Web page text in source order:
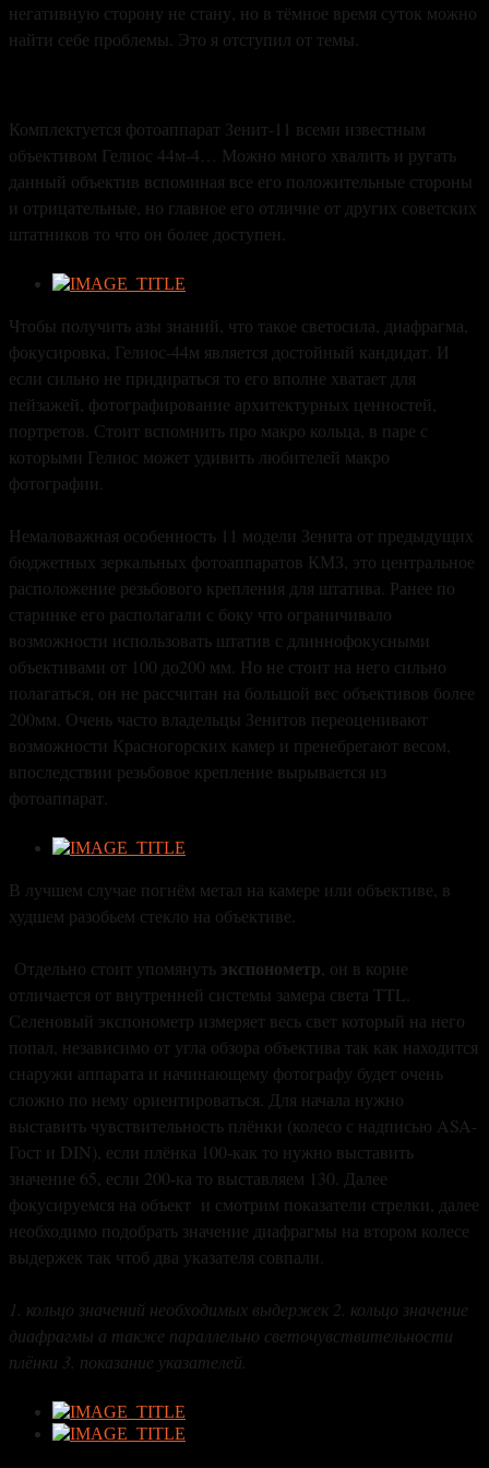
негативную сторону не стану, но в тёмное время суток можно
найти себе проблемы. Это я отступил от темы.
Комплектуется фотоаппарат Зенит-11 всеми известным
объективом Гелиос 44м-4… Можно много хвалить и ругать
данный объектив вспоминая все его положительные стороны
и отрицательные, но главное его отличие от других советских
штатников то что он более доступен.
Чтобы получить азы знаний, что такое светосила, диафрагма,
фокусировка, Гелиос-44м является достойный кандидат. И
если сильно не придираться то его вполне хватает для
пейзажей, фотографирование архитектурных ценностей,
портретов. Стоит вспомнить про макро кольца, в паре с
которыми Гелиос может удивить любителей макро
фотографии.
Немаловажная особенность 11 модели Зенита от предыдущих
бюджетных зеркальных фотоаппаратов КМЗ, это центральное
расположение резьбового крепления для штатива. Ранее по
старинке его располагали с боку что ограничивало
возможности использовать штатив с длиннофокусными
объективами от 100 до200 мм. Но не стоит на него сильно
полагаться, он не рассчитан на большой вес объективов более
200мм. Очень часто владельцы Зенитов переоценивают
возможности Красногорских камер и пренебрегают весом,
впоследствии резьбовое крепление вырывается из
фотоаппарат.
В лучшем случае погнём метал на камере или объективе, в
худшем разобьем стекло на объективе.
Отдельно стоит упомянуть экспонометр , он в корне
отличается от внутренней системы замера света TTL.
Селеновый экспонометр измеряет весь свет который на него
попал, независимо от угла обзора объектива так как находится
снаружи аппарата и начинающему фотографу будет очень
сложно по нему ориентироваться. Для начала нужно
выставить чувствительность плёнки (колесо с надписью ASA-
Гост и DIN), если плёнка 100-как то нужно выставить
значение 65, если 200-ка то выставляем 130. Далее
фокусируемся на объект и смотрим показатели стрелки, далее
необходимо подобрать значение диафрагмы на втором колесе
выдержек так чтоб два указателя совпали.
1. кольцо значений необходимых выдержек 2. кольцо значение
диафрагмы а также параллельно светочувствительности
плёнки 3. показание указателей.